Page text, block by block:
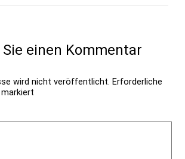
einen Kommentar
wird nicht veröffentlicht. Erforderliche
markiert